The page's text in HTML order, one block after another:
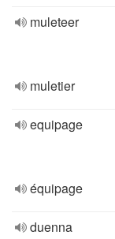
muleteer
muletier
equipage
équipage
duenna